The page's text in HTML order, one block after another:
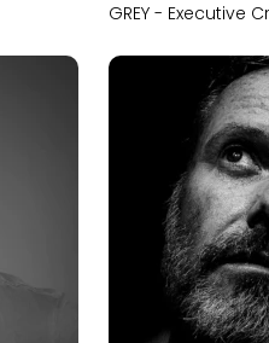
GREY - Executive